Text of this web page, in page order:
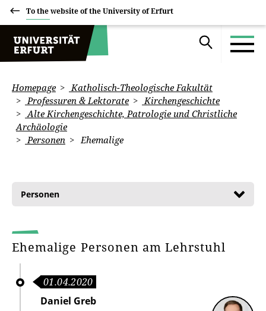
To the website of the University of Erfurt
Homepage
Katholisch-Theologische Fakultät
Professuren & Lektorate
Kirchengeschichte
Alte Kirchengeschichte, Patrologie und Christliche
Archäologie
Personen
Ehemalige
Personen
Ehemalige Personen am Lehrstuhl
01.04.2020
Daniel Greb